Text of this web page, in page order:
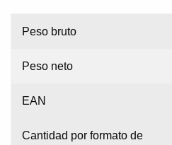
Peso bruto
Peso neto
EAN
Cantidad por formato de